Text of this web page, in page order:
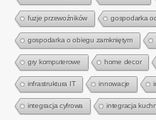
fuzje przewoźników gospodarka
gospodarka o obiegu zamkniętym
gry komputerowe home decor
infrastruktura IT innowacje
integracja cyfrowa integracja